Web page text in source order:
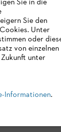
Sie in die
Sie den
Unter
oder
von einzelnen
unter
Informationen.